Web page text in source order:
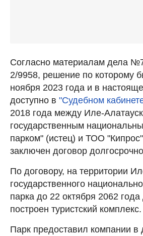
Согласно материалам дела
2/9958, решение по которому
ноября 2023 года и в
доступно в "Судебном
2018 года между Иле-
государственным
парком" (истец) и ТОО
заключен договор
По договору, на территории
государственного
парка до 22 октября 2062
построен туристский комплекс.
Парк предоставил компании в